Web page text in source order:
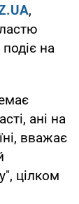
,
на
ані на
вважає
цілком